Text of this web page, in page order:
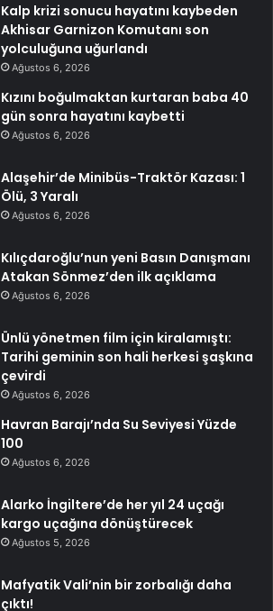
Kalp krizi sonucu hayatını kaybeden
Akhisar Garnizon Komutanı son
yolculuğuna uğurlandı
Ağustos 6, 2026
Kızını boğulmaktan kurtaran baba 40
gün sonra hayatını kaybetti
Ağustos 6, 2026
Alaşehir’de Minibüs-Traktör Kazası: 1
Ölü, 3 Yaralı
Ağustos 6, 2026
Kılıçdaroğlu’nun yeni Basın Danışmanı
Atakan Sönmez’den ilk açıklama
Ağustos 6, 2026
Ünlü yönetmen film için kiralamıştı:
Tarihi geminin son hali herkesi şaşkına
çevirdi
Ağustos 6, 2026
Havran Barajı’nda Su Seviyesi Yüzde
100
Ağustos 6, 2026
Alarko İngiltere’de her yıl 24 uçağı
kargo uçağına dönüştürecek
Ağustos 5, 2026
Mafyatik Vali’nin bir zorbalığı daha
çıktı!